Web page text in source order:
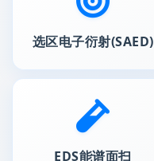
选区电子衍射(SAED)
EDS能谱面扫